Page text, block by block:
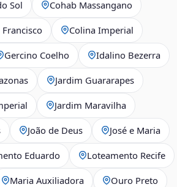
Sol Cohab Massangano
Francisco Colina Imperial
Gercino Coelho Idalino Bezerra
Jardim Guararapes
Jardim Maravilha
João de Deus José e Maria
Eduardo Loteamento Recife
Maria Auxiliadora Ouro Preto